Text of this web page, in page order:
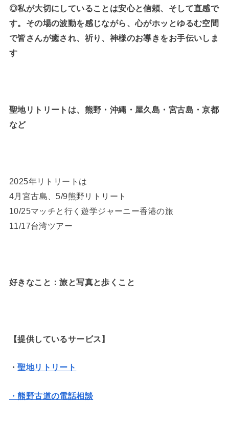
◎私が大切にしていることは安心と信頼、そして直感で
す。その場の波動を感じながら、心がホッとゆるむ空間
で皆さんが癒され、祈り、神様のお導きをお手伝いしま
す
聖地リトリートは、熊野・沖縄・屋久島・宮古島・京都
など
2025年リトリートは
4月宮古島、5/9熊野リトリート
10/25マッチと行く遊学ジャーニー香港の旅
11/17台湾ツアー
好きなこと：旅と写真と歩くこと
【提供しているサービス】
・聖地リトリート
・熊野古道の電話相談